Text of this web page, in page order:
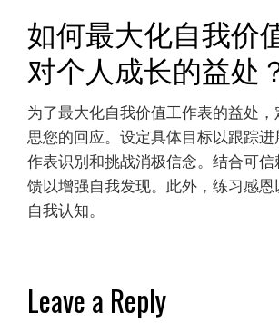
如何最大化自我价
对个人成长的益处
为了最大化自我价值工作表的益处，
思您的回应。设定具体目标以跟踪
作表识别和挑战消极信念。结合可信
馈以增强自我发现。此外，练习感
自我认知。
Leave a Reply